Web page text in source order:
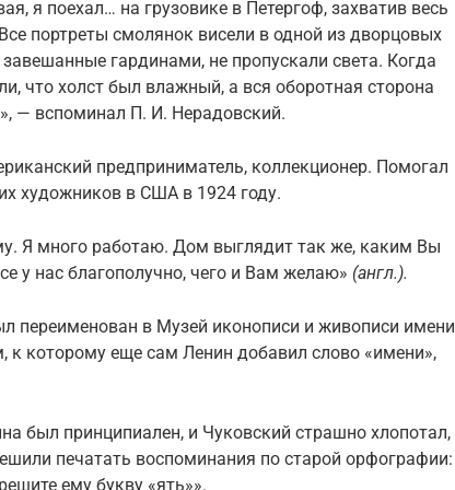
я поехал… на грузовике в Петергоф, захватив весь
портреты смолянок висели в одной из дворцовых
гардинами, не пропускали света. Когда
что холст был влажный, а вся оборотная сторона
— вспоминал П. И. Нерадовский.
предприниматель, коллекционер. Помогал
художников в США в 1924 году.
Я много работаю. Дом выглядит так же, каким Вы
у нас благополучно, чего и Вам желаю» (англ.).
переименован в Музей иконописи и живописи имени
к которому еще сам Ленин добавил слово «имени»,
был принципиален, и Чуковский страшно хлопотал,
печатать воспоминания по старой орфографии:
ему букву «ять»».